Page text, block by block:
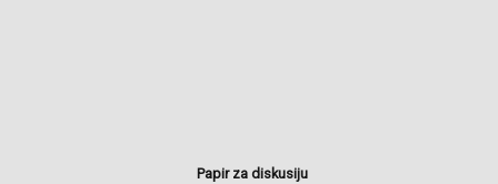
Papir za diskusiju